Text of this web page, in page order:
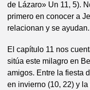
de Lázaro» Un 11, 5).
primero en conocer a
relacionan y se ayudan.
El capítulo 11 nos
sitúa este milagro en
amigos. Entre la fiesta
en invierno (10, 22) y